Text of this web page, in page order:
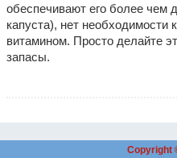
обеспечивают его более чем
капуста), нет
витамином. Просто делайте
запасы.
Copyright